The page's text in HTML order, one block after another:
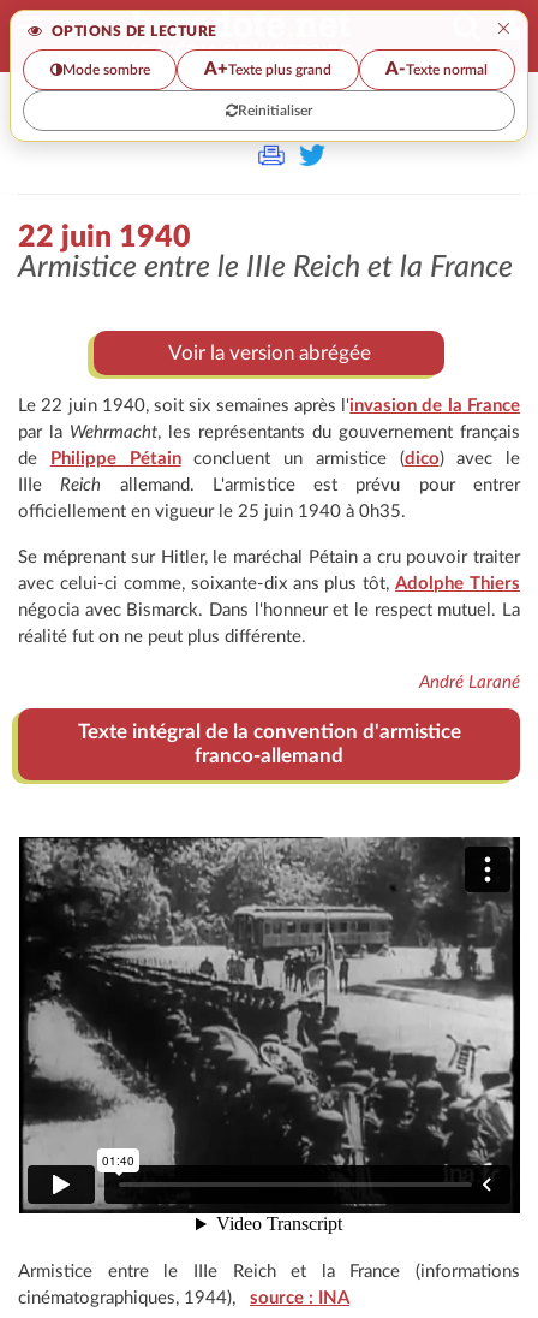
OPTIONS DE LECTURE ×
Mode sombre A+Texte plus grand A-Texte normal
Reinitialiser
>>
22 juin 1940
Armistice entre le IIIe Reich et la France
Voir la version abrégée
Le 22 juin 1940, soit six semaines après l'invasion de la France
par la Wehrmacht, les représentants du gouvernement français
de
Philippe Pétainconcluent un armistice (dico) avec le
IIIeReich allemand. L'armistice est prévu pour entrer
officiellement en vigueur le 25 juin 1940 à 0h35.
Se méprenant sur Hitler, le maréchal Pétain a cru pouvoir traiter
avec celui-ci comme, soixante-dix ans plus tôt,Adolphe Thiers
négocia avec Bismarck. Dans l'honneur et le respect mutuel. La
réalité fut on ne peut plus différente.
André Larané
Texte intégral de la convention d'armistice
franco-allemand
Armistice entre le IIIe Reich et la France (informations
cinématographiques, 1944),
source : INA